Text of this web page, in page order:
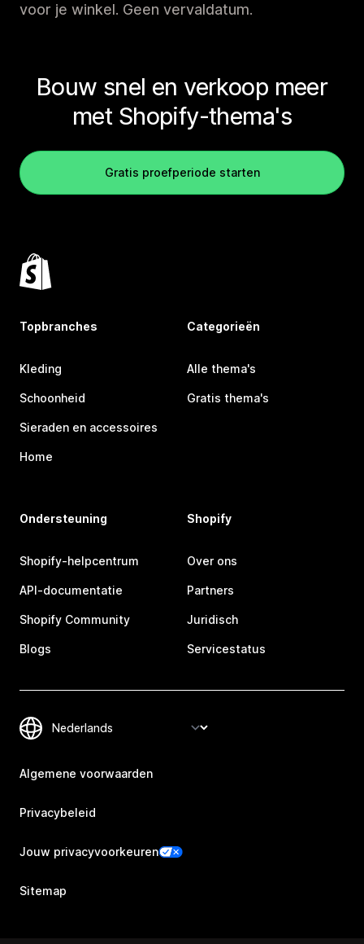
voor je winkel. Geen vervaldatum.
Bouw snel en verkoop meer
met Shopify-thema's
Gratis proefperiode starten
Topbranches
Kleding
Schoonheid
Sieraden en accessoires
Home
Categorieën
Alle thema's
Gratis thema's
Ondersteuning
Shopify-helpcentrum
API-documentatie
Shopify Community
Blogs
Shopify
Over ons
Partners
Juridisch
Servicestatus
Algemene voorwaarden
Privacybeleid
Jouw privacyvoorkeuren
Sitemap